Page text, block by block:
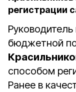
регистрации
бюджетной
способом
Ранее в